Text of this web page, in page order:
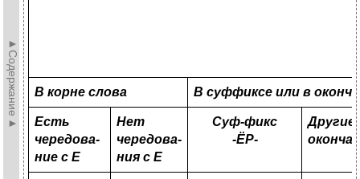
►Содержание► В корне слова В суффиксе или в
Есть
чередова-
ние с Е
Нет
чередова-
ния с Е
Суф-фикс
-ЁР-